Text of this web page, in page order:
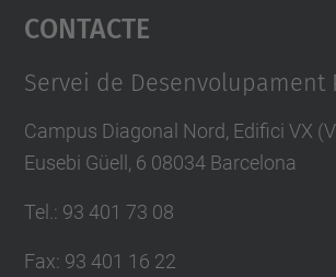
powered by
Contacte
Servei de Desenvolupament
Campus Diagonal Nord, Edifici VX
Eusebi Güell, 6 08034 Barcelona
Tel. : 93 401 73 08
Fax: 93 401 16 22